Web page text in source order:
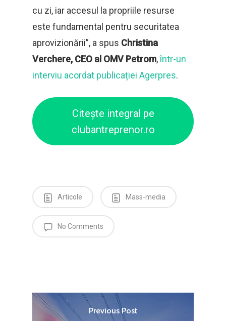
cu zi, iar accesul la propriile resurse
este fundamental pentru securitatea
aprovizionării”, a spus Christina
Verchere, CEO al OMV Petrom,într-un
interviu acordat publicației Agerpres.
Citește integral pe
clubantreprenor.ro
Articole Mass-media
No Comments
Previous Post